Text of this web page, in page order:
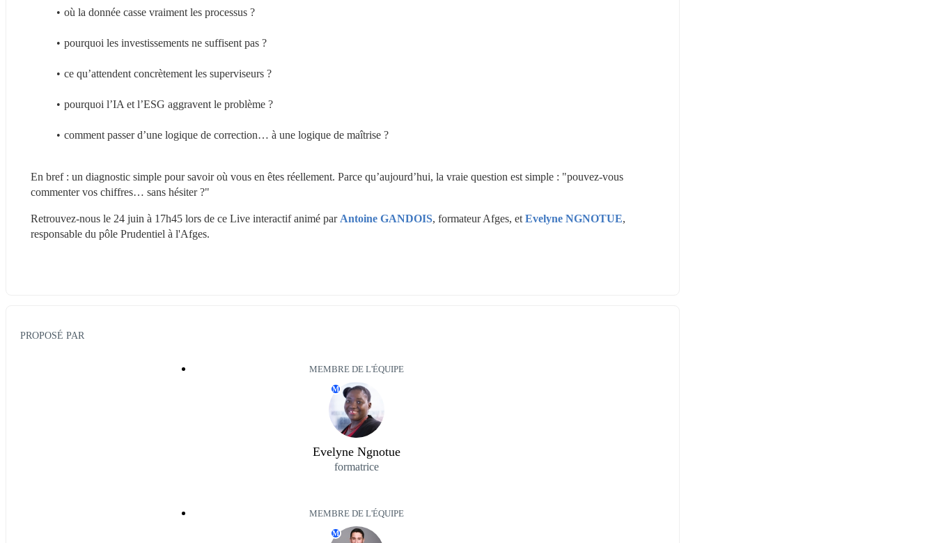
où la donnée casse vraiment les processus ?
pourquoi les investissements ne suffisent pas ?
ce qu’attendent concrètement les superviseurs ?
pourquoi l’IA et l’ESG aggravent le problème ?
comment passer d’une logique de correction… à une logique de maîtrise ?
En bref : un diagnostic simple pour savoir où vous en êtes réellement. Parce qu’aujourd’hui, la vraie question est simple : "pouvez-vous
commenter vos chiffres… sans hésiter ?"
Retrouvez-nous le 24 juin à 17h45 lors de ce Live interactif animé par Antoine GANDOIS, formateur Afges, et Evelyne NGNOTUE,
responsable du pôle Prudentiel à l'Afges.
PROPOSÉ PAR
MEMBRE DE L'ÉQUIPE
M
Evelyne Ngnotue
formatrice
MEMBRE DE L'ÉQUIPE
M